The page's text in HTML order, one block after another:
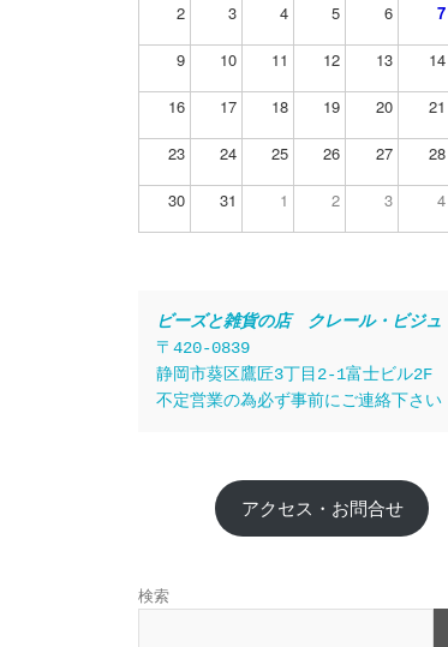
2 3 4 5 6 7
9 10 11 12 13 14
16 17 18 19 20 21
23 24 25 26 27 28
30 31 1 2 3 4
ビーズと雑貨の店　クレール・ビジュ
〒420-0839
静岡市葵区鷹匠3丁目2-1富士ビル2F
不定営業の為必ず事前にご連絡下さい
アクセス・お問合せ
検索